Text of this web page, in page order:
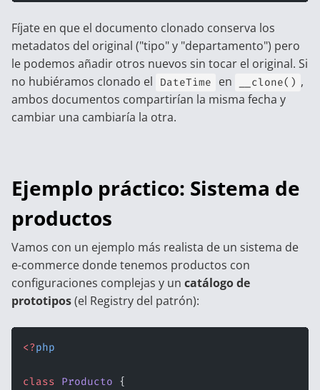
Fíjate en que el documento clonado conserva los
metadatos del original ("tipo" y "departamento") pero
le podemos añadir otros nuevos sin tocar el original. Si
no hubiéramos clonado el
DateTime en __clone() ,
ambos documentos compartirían la misma fecha y
cambiar una cambiaría la otra.
Ejemplo práctico: Sistema de
productos
Vamos con un ejemplo más realista de un sistema de
e-commerce donde tenemos productos con
configuraciones complejas y un catálogo de
prototipos(el Registry del patrón):
<?php
class Producto {